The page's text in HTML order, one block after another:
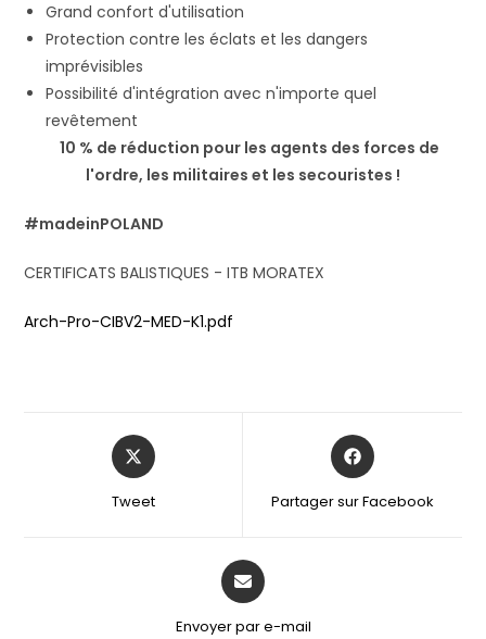
Grand confort d'utilisation
Protection contre les éclats et les dangers
imprévisibles
Possibilité d'intégration avec n'importe quel
revêtement
10 % de réduction pour les agents des forces de
l'ordre, les militaires et les secouristes !
#madeinPOLAND
CERTIFICATS BALISTIQUES - ITB MORATEX
Arch-Pro-CIBV2-MED-K1.pdf
Tweet Partager sur Facebook
Envoyer par e-mail